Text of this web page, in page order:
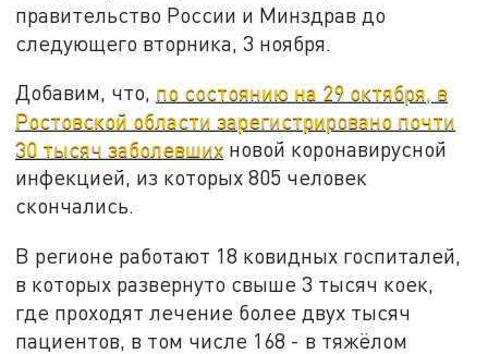
правительство России и Минздрав до
следующего вторника, 3 ноября.
Добавим, что, по состоянию на 29 октября, в
Ростовской области зарегистрировано почти
30 тысяч заболевших новой коронавирусной
инфекцией, из которых 805 человек
скончались.
В регионе работают 18 ковидных госпиталей,
в которых развернуто свыше 3 тысяч коек,
где проходят лечение более двух тысяч
пациентов, в том числе 168 - в тяжёлом